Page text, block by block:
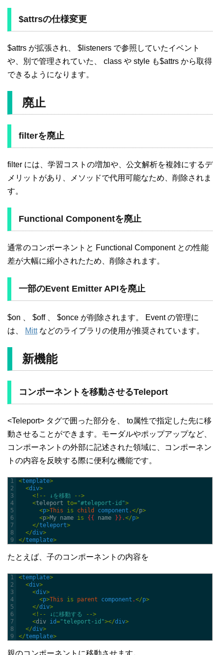
$attrsの仕様変更
$attrs が拡張され、 $listeners で参照していたイベント
や、別で管理されていた、 class や style も$attrs から取得
できるようになります。
廃止
filterを廃止
filter には、学習コストの増加や、公文解析を複雑にするデ
メリットがあり、メソッドで代用可能なため、削除されま
す。
Functional Componentを廃止
通常のコンポーネントと Functional Component との性能
差が大幅に縮小されたため、削除されます。
一部のEvent Emitter APIを廃止
$on 、 $off 、 $once が削除されます。 Event の管理に
は、
Mittなどのライブラリの使用が推奨されています。
新機能
コンポーネントを移動させるTeleport
<Teleport> タグで囲った部分を、 to属性で指定した先に移
動させることができます。モーダルやポップアップなど、
コンポーネントの外部に記述された領域に、コンポーネン
トの内容を反映する際に便利な機能です。
1
2
3
4
5
6
7
8
9
<template>
<div>
< ! -- ↓を移動 -->
<teleport to="#teleport-id">
<p>This is child component .</p>
<p>My name is {{ name }} .</p>
</teleport>
</div>
</template>
たとえば、子のコンポーネントの内容を
1
2
3
4
5
6
7
8
9
<template>
<div>
<div>
<p>This is parent component .</p>
</div>
< ! -- ↓に移動する -->
<div id="teleport-id"></div>
</div>
</template>
親のコンポーネントに移動させます。